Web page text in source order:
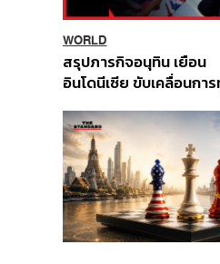
WORLD
สรุปภารกิจอนุทิน เยือน
อินโดนีเซีย ขับเคลื่อนกา
ส่วนยุทธศาสตร์ไทย –
อินโดนีเซีย